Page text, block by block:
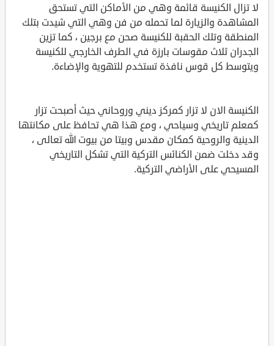
لا تزال الكنيسة قائمة وهي من الأماكن التي تستحق
المشاهدة والزيارة لما تحمله من فن وهي التي شيدت بتلك
المنطقة وتلك الحقبة للكنيسة صحن مع برجين ، كما تزين
الجدران ثلاث مقوسات بارزة في الطرف الخارجي للكنيسة
ويتوسط كل قوس نافذة تستخدم للتهوية والإضاءة.
الكنيسة الان لا تزار كمركز ديني وروحاني حيث أصبحت تزار
كمعلم تاريخي وسياحي ، ومع هذا هي تحافظ على مكانتها
الدينية والروحية كمكان مقدس وبيتا من بيوت الله تعالى ،
وقد دخلت ضمن الكنائس التركية التي تشكل التاريخي
المسيحي على الأراضي التركية.